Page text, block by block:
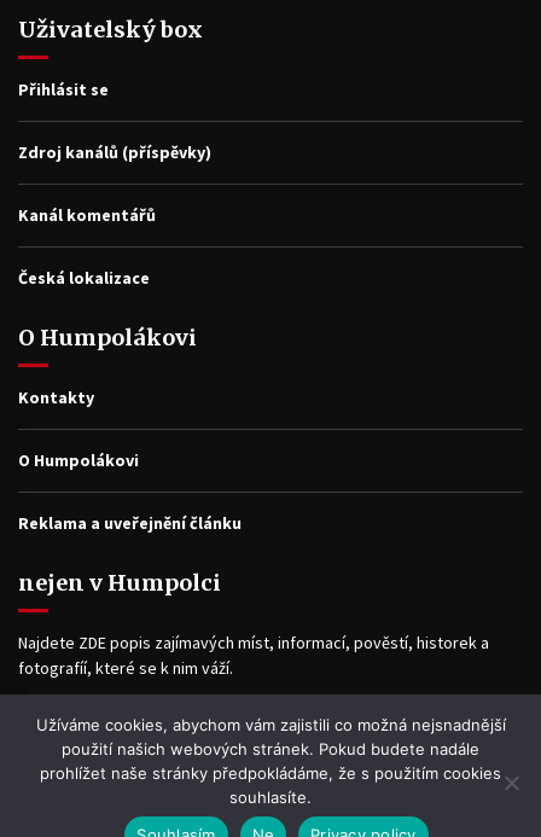
Uživatelský box
Přihlásit se
Zdroj kanálů (příspěvky)
Kanál komentářů
Česká lokalizace
O Humpolákovi
Kontakty
O Humpolákovi
Reklama a uveřejnění článku
nejen v Humpolci
Najdete ZDE popis zajímavých míst, informací, pověstí, historek a
fotografíí, které se k nim váží.
Facebook
Užíváme cookies, abychom vám zajistili co možná nejsnadnější
použití našich webových stránek. Pokud budete nadále
prohlížet naše stránky předpokládáme, že s použitím cookies
souhlasíte.